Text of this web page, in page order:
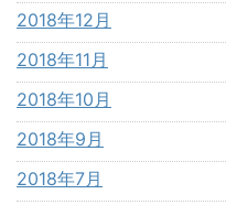
2018年12月
2018年11月
2018年10月
2018年9月
2018年7月